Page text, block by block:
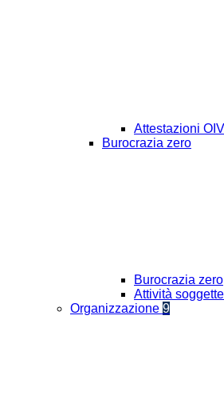
Attestazioni
Burocrazia zero
Burocrazia zero
Attività
Organizzazione 9